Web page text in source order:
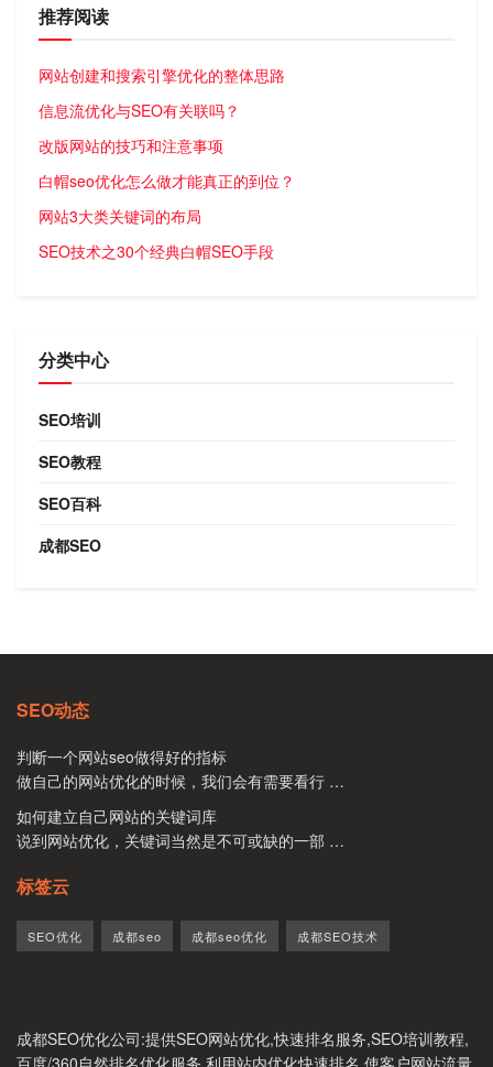
推荐阅读
网站创建和搜索引擎优化的整体思路
信息流优化与SEO有关联吗？
改版网站的技巧和注意事项
白帽seo优化怎么做才能真正的到位？
网站3大类关键词的布局
SEO技术之30个经典白帽SEO手段
分类中心
SEO培训
SEO教程
SEO百科
成都SEO
SEO动态
判断一个网站seo做得好的指标
做自己的网站优化的时候，我们会有需要看行 …
如何建立自己网站的关键词库
说到网站优化，关键词当然是不可或缺的一部 …
标签云
SEO优化 成都seo 成都seo优化 成都SEO技术
成都SEO优化公司:提供SEO网站优化,快速排名服务,SEO培训教程,
百度/360自然排名优化服务.利用站内优化快速排名,使客户网站流量